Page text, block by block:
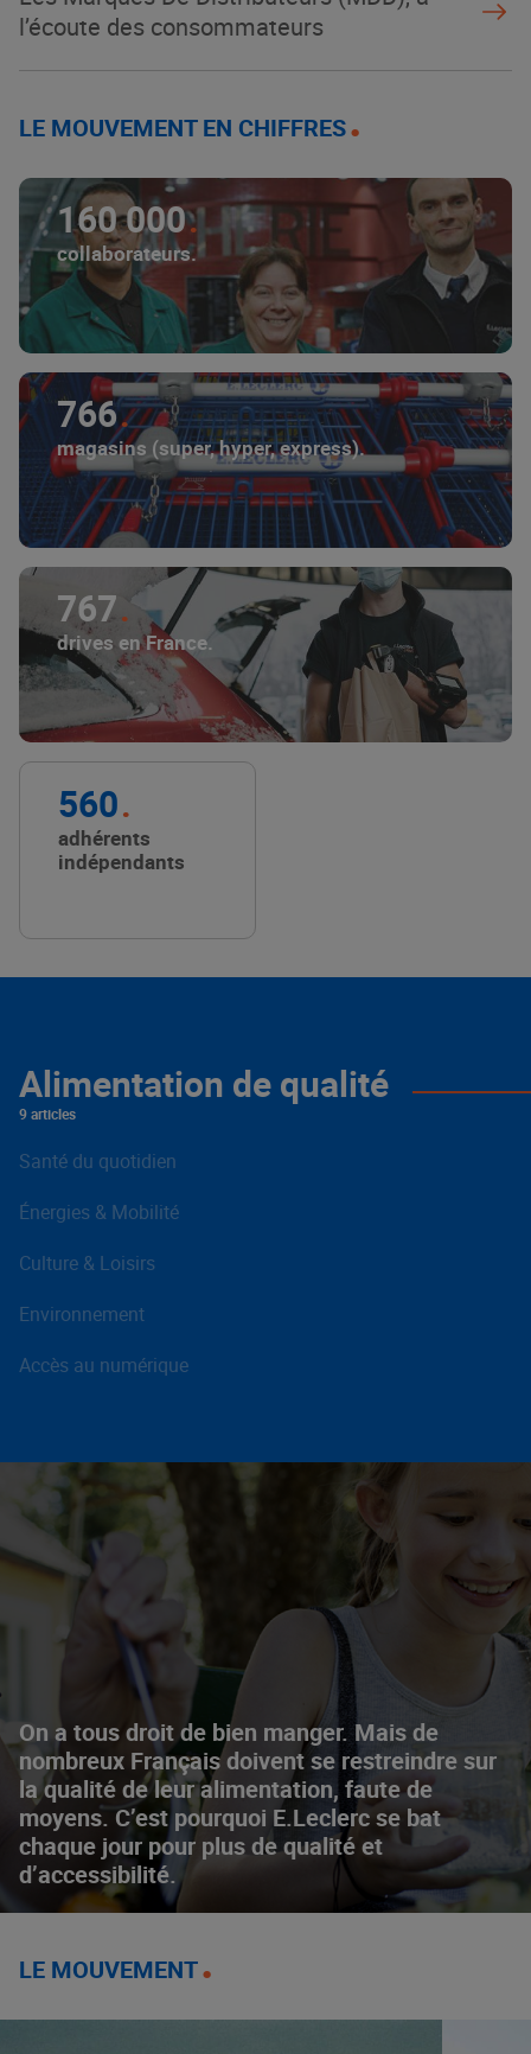
l’écoute des consommateurs
LE MOUVEMENT EN CHIFFRES
160 000
collaborateurs.
766
magasins (super, hyper, express).
767
drives en France.
560
adhérents
indépendants
On a tous droit de bien manger. Mais de
nombreux Français doivent se restreindre sur
la qualité de leur alimentation, faute de
moyens. C’est pourquoi E.Leclerc se bat
chaque jour pour plus de qualité et
d’accessibilité.
Alimentation de qualité
9 articles
Santé du quotidien
Énergies & Mobilité
Culture & Loisirs
Environnement
Accès au numérique
LE MOUVEMENT